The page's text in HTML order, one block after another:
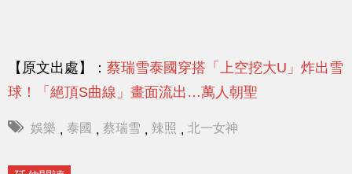
【原文出處】： 蔡瑞雪泰國穿搭「上空挖大U」炸出雪
球！「絕頂S曲線」畫面流出…萬人朝聖
娛樂 , 泰國 , 蔡瑞雪 , 辣照 , 北一女神